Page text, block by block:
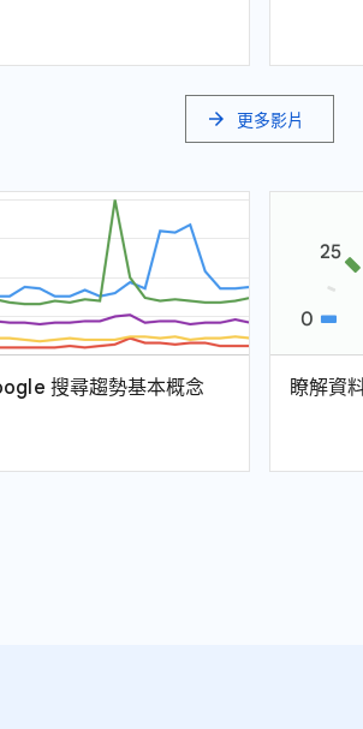
arrow_forward 更多影片
搜尋趨勢基本概念 瞭解資